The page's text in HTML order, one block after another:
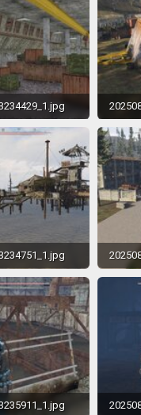
371.1 KB · Просмотры: 276